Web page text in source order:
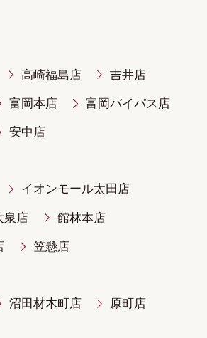
高崎福島店 吉井店
富岡本店 富岡バイパス店
安中店
イオンモール太田店
泉店 館林本店
笠懸店
沼田材木町店 原町店